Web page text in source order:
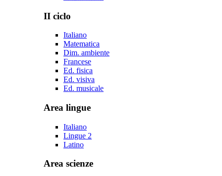
II ciclo
Italiano
Matematica
Dim. ambiente
Francese
Ed. fisica
Ed. visiva
Ed. musicale
Area lingue
Italiano
Lingue 2
Latino
Area scienze